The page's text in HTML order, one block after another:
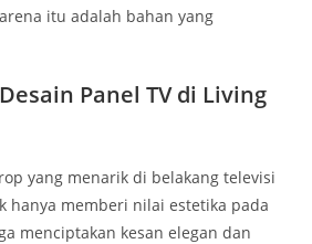
itu adalah bahan yang
Panel TV di Living
yang menarik di belakang televisi
hanya memberi nilai estetika pada
menciptakan kesan elegan dan